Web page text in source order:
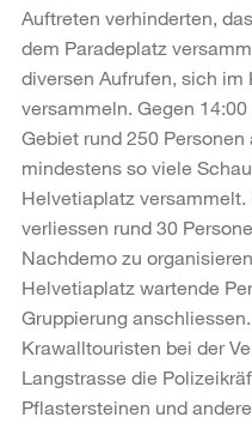
Auftreten verhinderten,
dem Paradeplatz
diversen Aufrufen, sich im
versammeln. Gegen
Gebiet rund 250
mindestens so viele
Helvetiaplatz versammelt.
verliessen rund 30
Nachdemo zu
Helvetiaplatz wartende
Gruppierung
Krawalltouristen bei der
Langstrasse die
Pflastersteinen und